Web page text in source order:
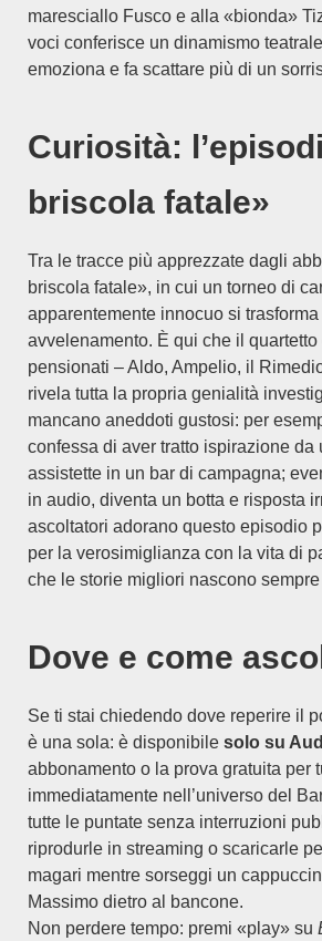
maresciallo Fusco e alla «bionda»
voci conferisce un dinamismo
emoziona e fa scattare più di un
Curiosità:
briscola fatale»
Tra le tracce più apprezzate dagli
briscola fatale», in cui un torneo di
apparentemente innocuo si
avvelenamento. È qui che il
pensionati – Aldo, Ampelio, il
rivela tutta la propria genialità
mancano aneddoti gustosi: per
confessa di aver tratto ispirazione da
assistette in un bar di campagna;
in audio, diventa un botta e risposta
ascoltatori adorano questo episodio
per la verosimiglianza con la vita di
che le storie migliori nascono
Dove e come
Se ti stai chiedendo dove reperire il
è una sola: è disponibile solo su
abbonamento o la prova gratuita per
immediatamente nell’universo del
tutte le puntate senza interruzioni
riprodurle in streaming o scaricarle
magari mentre sorseggi un
Massimo dietro al bancone.
Non perdere tempo: premi «play» su